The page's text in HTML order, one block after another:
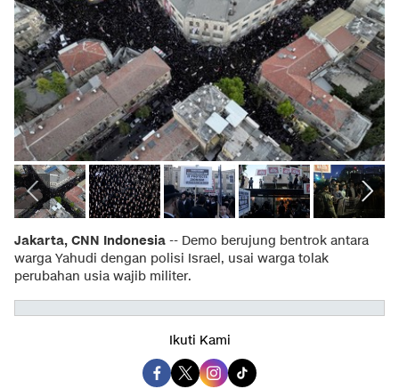
Jakarta, CNN Indonesia -- Demo berujung bentrok antara
warga Yahudi dengan polisi Israel, usai warga tolak
perubahan usia wajib militer.
Ikuti Kami